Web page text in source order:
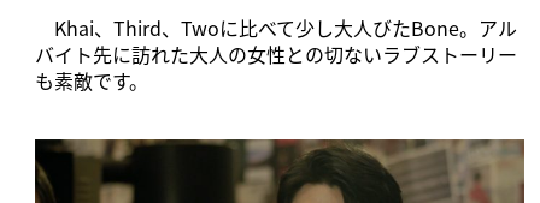
Khai、Third、Twoに比べて少し大人びたBone。アル
バイト先に訪れた大人の女性との切ないラブストーリー
も素敵です。